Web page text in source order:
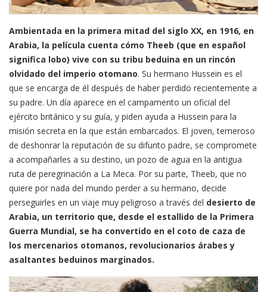
Ambientada en la primera mitad del siglo XX, en 1916, en
Arabia, la película cuenta cómo Theeb (que en español
significa lobo) vive con su tribu beduina en un rincón
olvidado del imperio otomano. Su hermano Hussein es el
que se encarga de él después de haber perdido recientemente a
su padre. Un día aparece en el campamento un oficial del
ejército británico y su guía, y piden ayuda a Hussein para la
misión secreta en la que están embarcados. El joven, temeroso
de deshonrar la reputación de su difunto padre, se compromete
a acompañarles a su destino, un pozo de agua en la antigua
ruta de peregrinación a La Meca. Por su parte, Theeb, que no
quiere por nada del mundo perder a su hermano, decide
perseguirles en un viaje muy peligroso a través del desierto de
Arabia, un territorio que, desde el estallido de la Primera
Guerra Mundial, se ha convertido en el coto de caza de
los mercenarios otomanos, revolucionarios árabes y
asaltantes beduinos marginados.